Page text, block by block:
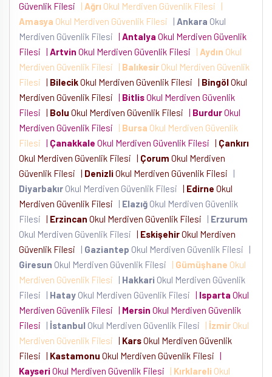
Güvenlik Filesi
| Ağrı Okul Merdiven Güvenlik Filesi
|
Amasya Okul Merdiven Güvenlik Filesi | Ankara Okul
Merdiven Güvenlik Filesi | Antalya Okul Merdiven Güvenlik
Filesi | Artvin Okul Merdiven Güvenlik Filesi | Aydın Okul
Merdiven Güvenlik Filesi
| Balıkesir Okul Merdiven Güvenlik
Filesi | BilecikOkul Merdiven Güvenlik Filesi | BingölOkul
Merdiven Güvenlik Filesi | BitlisOkul Merdiven Güvenlik
Filesi | Bolu Okul Merdiven Güvenlik Filesi | BurdurOkul
Merdiven Güvenlik Filesi
| Bursa Okul Merdiven Güvenlik
Filesi | Çanakkale Okul Merdiven Güvenlik Filesi | Çankırı
Okul Merdiven Güvenlik Filesi | Çorum Okul Merdiven
Güvenlik Filesi | DenizliOkul Merdiven Güvenlik Filesi
|
Diyarbakır Okul Merdiven Güvenlik Filesi | Edirne Okul
Merdiven Güvenlik Filesi
| Elazığ Okul Merdiven Güvenlik
Filesi | Erzincan Okul Merdiven Güvenlik Filesi | Erzurum
Okul Merdiven Güvenlik Filesi | EskişehirOkul Merdiven
Güvenlik Filesi
| Gaziantep Okul Merdiven Güvenlik Filesi
|
Giresun Okul Merdiven Güvenlik Filesi | Gümüşhane Okul
Merdiven Güvenlik Filesi
| Hakkari Okul Merdiven Güvenlik
Filesi
| Hatay Okul Merdiven Güvenlik Filesi | Isparta Okul
Merdiven Güvenlik Filesi | Mersin Okul Merdiven Güvenlik
Filesi
| İstanbul Okul Merdiven Güvenlik Filesi | İzmir Okul
Merdiven Güvenlik Filesi | KarsOkul Merdiven Güvenlik
Filesi | Kastamonu Okul Merdiven Güvenlik Filesi |
KayseriOkul Merdiven Güvenlik Filesi | Kırklareli Okul